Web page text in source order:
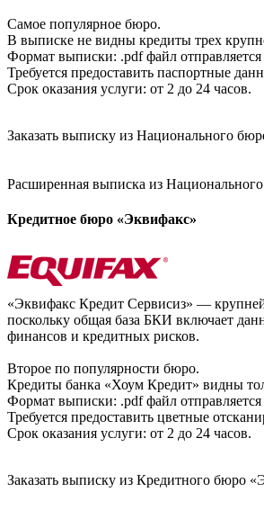
Самое популярное бюро.
В выписке не видны кредиты трех
Формат выписки: .pdf файл
Требуется предоставить паспортные
Срок оказания услуги: от 2 до 24 часов.
Заказать выписку из Национального
Расширенная выписка из
Кредитное бюро «Эквифакс»
«Эквифакс Кредит Сервисиз» —
поскольку общая база БКИ включает
финансов и кредитных рисков.
Второе по популярности бюро.
Кредиты банка «Хоум Кредит» видны
Формат выписки: .pdf файл
Требуется предоставить цветные
Срок оказания услуги: от 2 до 24 часов.
Заказать выписку из Кредитного бюро